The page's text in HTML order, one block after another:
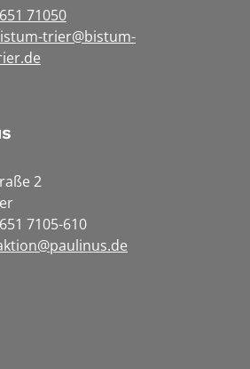
71050
trier@bistum-
2
7105-610